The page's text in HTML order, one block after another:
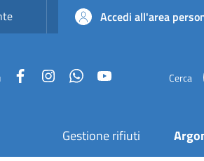
Accedi all'area
FacebookInstagramWhatsApp Cerca
Gestione rifiuti